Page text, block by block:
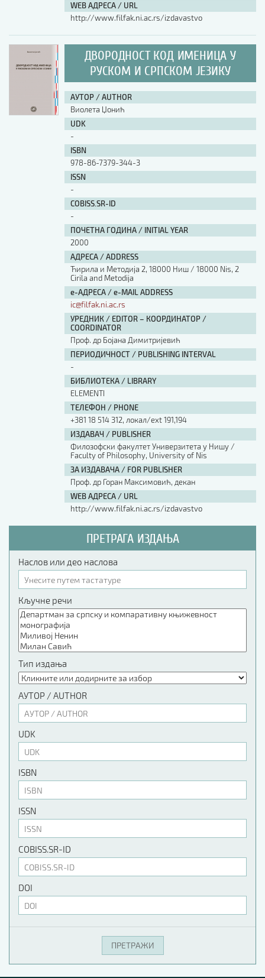
WEB АДРЕСА / URL
http://www.filfak.ni.ac.rs/izdavastvo
ДВОРОДНОСТ КОД ИМЕНИЦА У
РУСКОМ И СРПСКОМ ЈЕЗИКУ
АУТОР / AUTHOR
Виолета Џонић
UDK
-
ISBN
978-86-7379-344-3
ISSN
-
COBISS.SR-ID
-
ПОЧЕТНА ГОДИНА / INITIAL YEAR
2000
АДРЕСА / ADDRESS
Ћирила и Методија 2, 18000 Ниш / 18000 Nis, 2
Cirila and Metodija
е-АДРЕСА / e-MAIL ADDRESS
ic@filfak.ni.ac.rs
УРЕДНИК / EDITOR – КООРДИНАТОР /
COORDINATOR
Проф. др Бојана Димитријевић
ПЕРИОДИЧНОСТ / PUBLISHING INTERVAL
-
БИБЛИОТЕКА / LIBRARY
ЕLEMENTI
ТЕЛЕФОН / PHONE
+381 18 514 312, локал/ext 191,194
ИЗДАВАЧ / PUBLISHER
Филозофски факултет Универзитета у Нишу /
Faculty of Philosophy, University of Nis
ЗА ИЗДАВАЧА / FOR PUBLISHER
Проф. др Горан Максимовић, декан
WEB АДРЕСА / URL
http://www.filfak.ni.ac.rs/izdavastvo
ПРЕТРАГА ИЗДАЊА
Наслов или део наслова
Кључне речи
Тип издања
АУТОР / AUTHOR
UDK
ISBN
ISSN
COBISS.SR-ID
DOI